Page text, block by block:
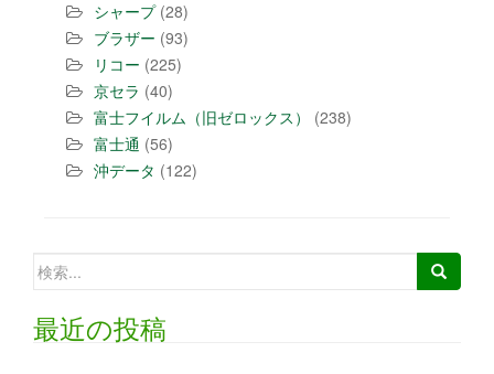
シャープ(28)
ブラザー (93)
リコー (225)
京セラ (40)
富士フイルム（旧ゼロックス）
(238)
富士通 (56)
沖データ (122)
最近の投稿